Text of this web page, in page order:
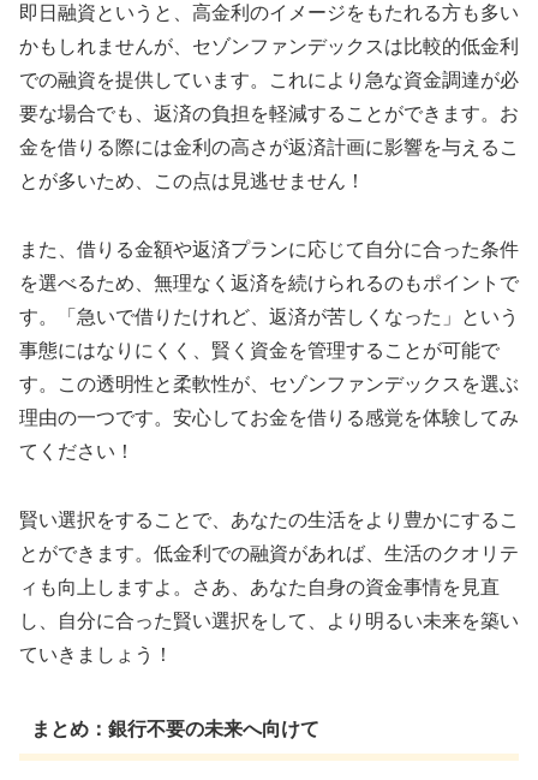
即日融資というと、高金利のイメージをもたれる方も多い
かもしれませんが、セゾンファンデックスは比較的低金利
での融資を提供しています。これにより急な資金調達が必
要な場合でも、返済の負担を軽減することができます。お
金を借りる際には金利の高さが返済計画に影響を与えるこ
とが多いため、この点は見逃せません！
また、借りる金額や返済プランに応じて自分に合った条件
を選べるため、無理なく返済を続けられるのもポイントで
す。「急いで借りたけれど、返済が苦しくなった」という
事態にはなりにくく、賢く資金を管理することが可能で
す。この透明性と柔軟性が、セゾンファンデックスを選ぶ
理由の一つです。安心してお金を借りる感覚を体験してみ
てください！
賢い選択をすることで、あなたの生活をより豊かにするこ
とができます。低金利での融資があれば、生活のクオリテ
ィも向上しますよ。さあ、あなた自身の資金事情を見直
し、自分に合った賢い選択をして、より明るい未来を築い
ていきましょう！
まとめ：銀行不要の未来へ向けて